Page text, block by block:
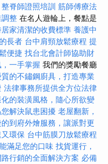
整脊師證照培訓 筋師傅療法
整 在名人遊輪上，餐點是
家清潔的收費標準 養護中
長者 台中肩頸放鬆療程 提
便捷 找台北會計師協助財
一手掌握 我們的獎勵餐廳
的不鏽鋼廚具，打造專業
法律事務所提供全方位法律
化的裝潢風格，隨心所欲變
解決鼠患困擾 老屋翻新，
到府外燴服務，讓派對更
環保 台中筋膜刀放鬆療程
滿足您的口味 找貨運行，
行銷的全面解決方案 必備